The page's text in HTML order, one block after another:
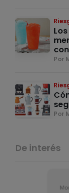
Por
Por
De interés